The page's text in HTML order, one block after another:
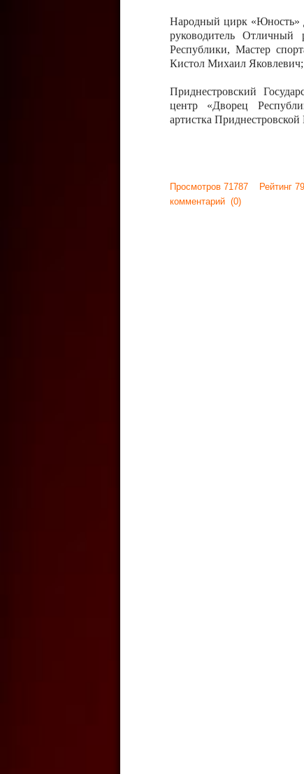
Народный цирк «Юность»
руководитель Отличный
Республики, Мастер
Кистол Михаил Яковлевич;
Приднестровский
центр «Дворец
артистка
Просмотров 71787 Рейтинг
комментарий (0)